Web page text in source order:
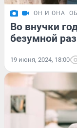
ОН И ОНА
Во внучки
безумной
19 июня, 2024, 18:00